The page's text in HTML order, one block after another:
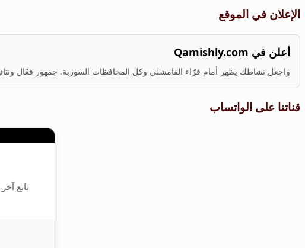
الإعلان في الموقع
أعلن في Qamishly.com
واجعل نشاطك يظهر أمام قرّاء القامشلي وكل المحافظات السورية. جمهور فعّال
قناتنا على الواتساب
تابع